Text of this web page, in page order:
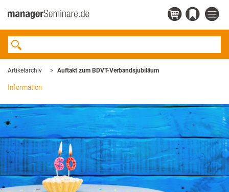
Artikelarchiv Auftakt zum BDVT-Verbandsjubiläum
Information